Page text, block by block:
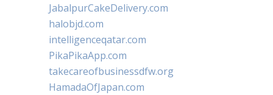
JabalpurCakeDelivery.com
halobjd.com
intelligenceqatar.com
PikaPikaApp.com
takecareofbusinessdfw.org
HamadaOfJapan.com